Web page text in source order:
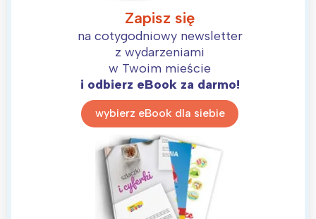
Zapisz się
na cotygodniowy newsletter
z wydarzeniami
w Twoim mieście
i odbierz eBook za darmo!
wybierz eBook dla siebie